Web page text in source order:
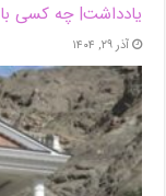
یادداشت| ‌چه کسی
آذر ۲۹, ۱۴۰۴